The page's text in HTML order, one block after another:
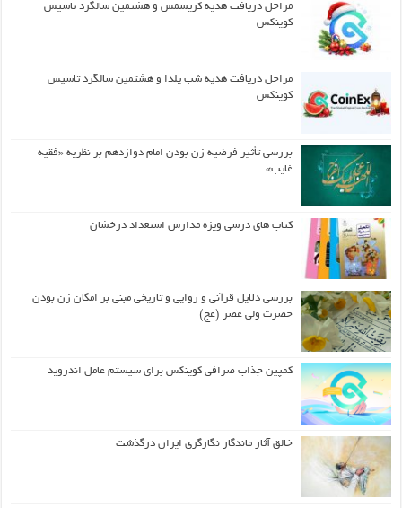
مراحل دریافت هدیه کریسمس و هشتمین سالگرد تاسیس
کوینکس
مراحل دریافت هدیه شب یلدا و هشتمین سالگرد تاسیس
کوینکس
بررسی تأثیر فرضیه زن بودن امام دوازدهم بر نظریه «فقیه
غایب»
کتاب های درسی ویژه مدارس استعداد درخشان
بررسی دلایل قرآنی و روایی و تاریخی مبنی بر امکان زن بودن
حضرت ولی عصر (عج)
کمپین جذاب صرافی کوینکس برای سیستم عامل اندروید
خالق آثار ماندگار نگارگری ایران درگذشت